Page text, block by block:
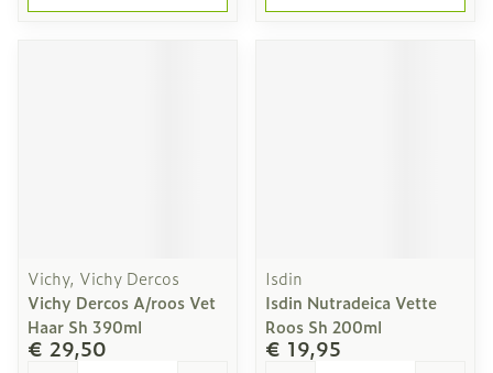
Vichy, Vichy Dercos
Vichy Dercos A/roos Vet
Haar Sh 390ml
€ 29,50
Isdin
Isdin Nutradeica Vette
Roos Sh 200ml
€ 19,95